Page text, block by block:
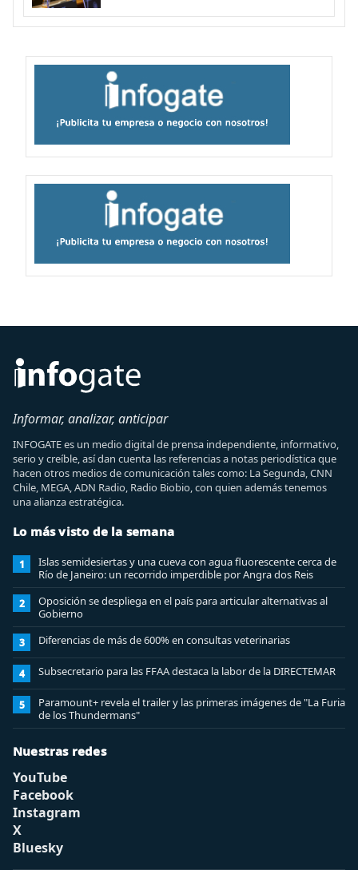
Informar, analizar, anticipar
INFOGATE es un medio digital de prensa independiente, informativo,
serio y creíble, así dan cuenta las referencias a notas periodística que
hacen otros medios de comunicación tales como: La Segunda, CNN
Chile, MEGA, ADN Radio, Radio Biobio, con quien además tenemos
una alianza estratégica.
Lo más visto de la semana
1
Islas semidesiertas y una cueva con agua fluorescente cerca de
Río de Janeiro: un recorrido imperdible por Angra dos Reis
2
Oposición se despliega en el país para articular alternativas al
Gobierno
3 Diferencias de más de 600% en consultas veterinarias
4 Subsecretario para las FFAA destaca la labor de la DIRECTEMAR
5
Paramount+ revela el trailer y las primeras imágenes de "La Furia
de los Thundermans"
Nuestras redes
YouTube
Facebook
Instagram
X
Bluesky